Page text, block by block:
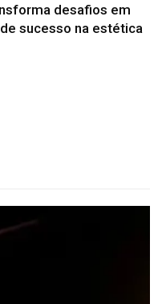
desafios em
sucesso na estética